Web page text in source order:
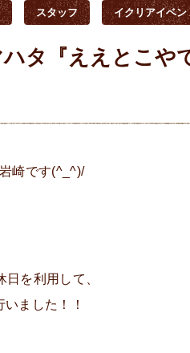
スタッフ イクリアイベン
タ『ええとこや
崎です(^_^)/
を利用して、
ました！！